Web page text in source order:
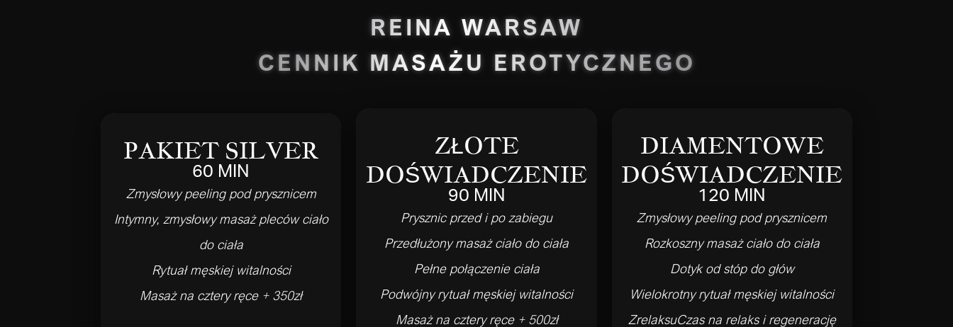
REINA WARSAW
CENNIK MASAŻU EROTYCZNEGO
PAKIET SILVER
60 MIN
Zmysłowy peeling pod prysznicem
Intymny, zmysłowy masaż pleców ciało
do ciała
Rytuał męskiej witalności
Masaż na cztery ręce + 350zł
ZŁOTE
DOŚWIADCZENIE
90 MIN
Prysznic przed i po zabiegu
Przedłużony masaż ciało do ciała
Pełne połączenie ciała
Podwójny rytuał męskiej witalności
Masaż na cztery ręce + 500zł
DIAMENTOWE
DOŚWIADCZENIE
120 MIN
Zmysłowy peeling pod prysznicem
Rozkoszny masaż ciało do ciała
Dotyk od stóp do głów
Wielokrotny rytuał męskiej witalności
ZrelaksuCzas na relaks i regenerację